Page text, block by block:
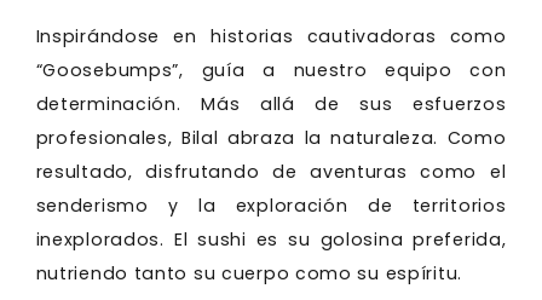
Inspirándose en historias cautivadoras como
“Goosebumps”, guía a nuestro equipo con
determinación. Más allá de sus esfuerzos
profesionales, Bilal abraza la naturaleza. Como
resultado, disfrutando de aventuras como el
senderismo y la exploración de territorios
inexplorados. El sushi es su golosina preferida,
nutriendo tanto su cuerpo como su espíritu.